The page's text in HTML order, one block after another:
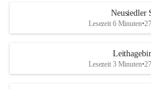
S
und den daraus folgenden
Maßnahmen zur Bekämpfung
Neusiedler
Lesezeit 6 Minuten•
Lesezeit 3 Minuten•